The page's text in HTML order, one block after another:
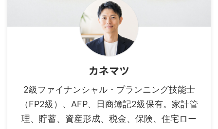
カネマツ
2級ファイナンシャル・プランニング技能士
（FP2級）、AFP、日商簿記2級保有。家計管
理、貯蓄、資産形成、税金、保険、住宅ロー